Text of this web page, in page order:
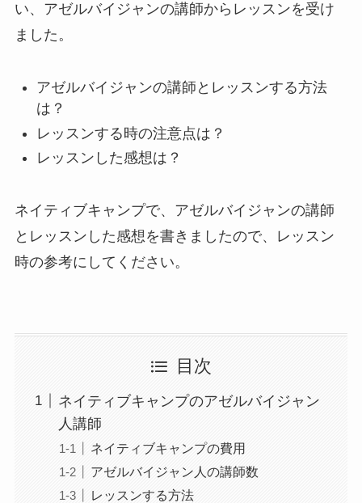
い、アゼルバイジャンの講師からレッスンを受け
ました。
アゼルバイジャンの講師とレッスンする方法
は？
レッスンする時の注意点は？
レッスンした感想は？
ネイティブキャンプで、アゼルバイジャンの講師
とレッスンした感想を書きましたので、レッスン
時の参考にしてください。
目次
ネイティブキャンプのアゼルバイジャン
人講師
ネイティブキャンプの費用
アゼルバイジャン人の講師数
レッスンする方法